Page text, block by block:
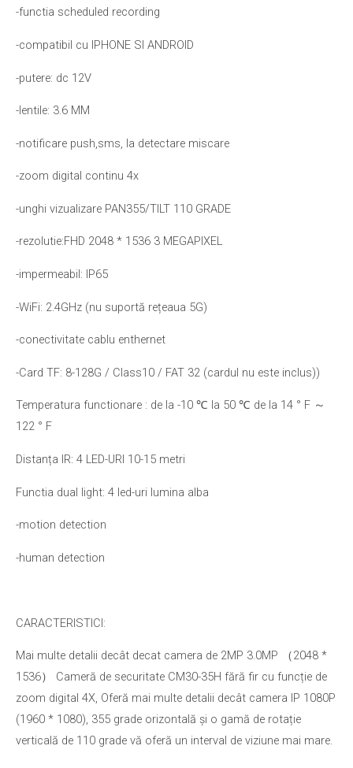
-functia scheduled recording
-compatibil cu IPHONE SI ANDROID
-putere: dc 12V
-lentile: 3.6 MM
-notificare push,sms, la detectare miscare
-zoom digital continu 4x
-unghi vizualizare PAN355/TILT 110 GRADE
-rezolutie:FHD 2048 * 1536 3 MEGAPIXEL
-impermeabil: IP65
-WiFi: 2.4GHz (nu suportă rețeaua 5G)
-conectivitate cablu enthernet
-Card TF: 8-128G / Class10 / FAT 32 (cardul nu este inclus))
Temperatura functionare : de la -10 ℃ la 50 ℃ de la 14 ° F ～
122 ° F
Distanța IR: 4 LED-URI 10-15 metri
Functia dual light: 4 led-uri lumina alba
-motion detection
-human detection
CARACTERISTICI:
Mai multe detalii decât decat camera de 2MP 3.0MP （2048 *
1536） Cameră de securitate CM30-35H fără fir cu funcție de
zoom digital 4X, Oferă mai multe detalii decât camera IP 1080P
(1960 * 1080), 355 grade orizontală și o gamă de rotație
verticală de 110 grade vă oferă un interval de viziune mai mare.